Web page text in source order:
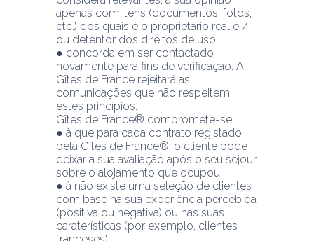
apenas com itens (documentos, fotos,
etc.) dos quais é o proprietário real e /
ou detentor dos direitos de uso,
● concorda em ser contactado
novamente para fins de verificação. A
Gîtes de France rejeitará as
comunicações que não respeitem
estes princípios.
Gîtes de France® compromete-se:
● à que para cada contrato registado;
pela Gîtes de France®, o cliente pode
deixar a sua avaliação após o seu séjour
sobre o alojamento que ocupou,
● à não existe uma seleção de clientes
com base na sua experiência percebida
(positiva ou negativa) ou nas suas
caraterísticas (por exemplo, clientes